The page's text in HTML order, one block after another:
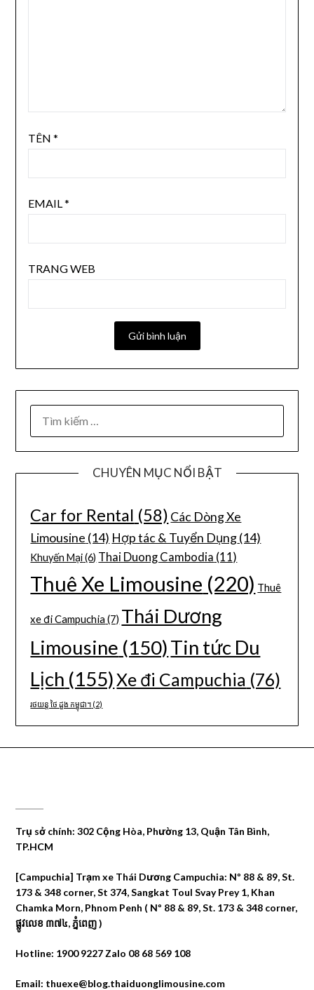
TÊN *
EMAIL*
TRANG WEB
CHUYÊN MỤC NỔI BẬT
Car for Rental (58) Các Dòng Xe
Limousine (14) Hợp tác & Tuyển Dụng(14)
Khuyến Mại(6) Thai Duong Cambodia (11)
Thuê Xe Limousine (220) Thuê
xe đi Campuchia(7) Thái Dương
Limousine (150)Tin tức Du
Lịch (155)Xe đi Campuchia (76)
រថយន្ត ថៃ ដួង កម្ពុជា។ (2)
Trụ sở chính: 302 Cộng Hòa, Phường 13, Quận Tân Bình,
TP.HCM
[Campuchia] Trạm xe Thái Dương Campuchia: Nº 88 & 89, St.
173 & 348 corner, St 374, Sangkat Toul Svay Prey 1, Khan
Chamka Morn, Phnom Penh ( Nº 88 & 89, St. 173 & 348 corner,
ផ្លូវលេខ ៣៧៤, ភ្នំពេញ )
Hotline: 1900 9227 Zalo 08 68 569 108
Email: thuexe@blog.thaiduonglimousine.com